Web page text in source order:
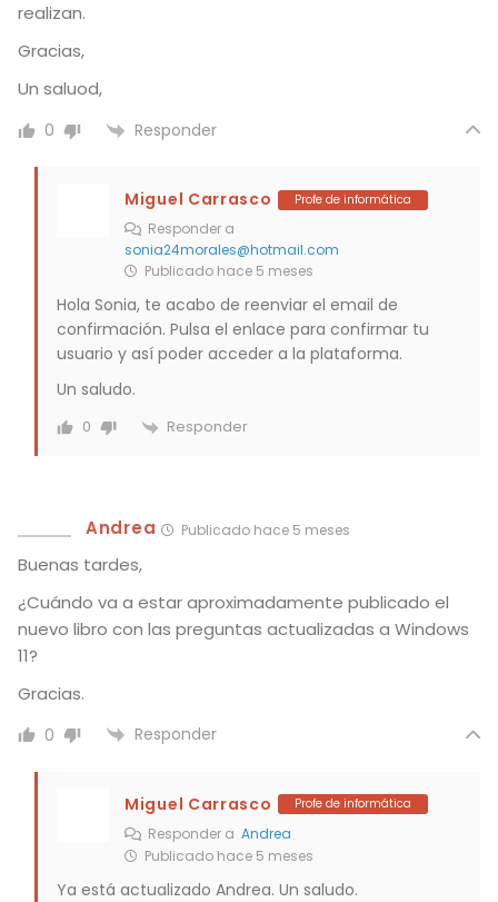
realizan.
Gracias,
Un saluod,
0 Responder
Miguel Carrasco Profe de informática
Responder a
sonia24morales@hotmail.com
Publicado hace 5 meses
Hola Sonia, te acabo de reenviar el email de
confirmación. Pulsa el enlace para confirmar tu
usuario y así poder acceder a la plataforma.
Un saludo.
0 Responder
Andrea Publicado hace 5 meses
Buenas tardes,
¿Cuándo va a estar aproximadamente publicado el
nuevo libro con las preguntas actualizadas a Windows
11?
Gracias.
0 Responder
Miguel Carrasco Profe de informática
Responder a Andrea
Publicado hace 5 meses
Ya está actualizado Andrea. Un saludo.